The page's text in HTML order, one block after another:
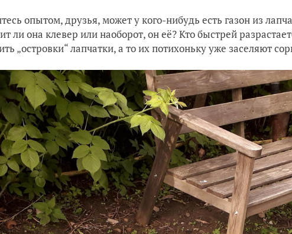
опытом, друзья, может у кого-нибудь есть газон из
ли она клевер или наоборот, он её? Кто быстрей
„островки“ лапчатки, а то их потихоньку уже заселяют